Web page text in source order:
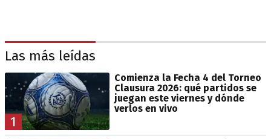
Las más leídas
1
Comienza la Fecha 4 del Torneo
Clausura 2026: qué partidos se
juegan este viernes y dónde
verlos en vivo